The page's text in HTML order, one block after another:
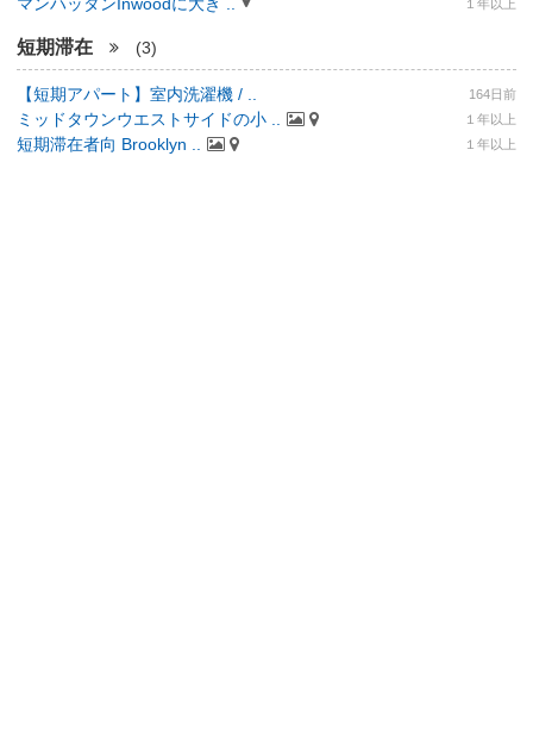
１年以上
短期滞在 (3)
【短期アパート】室内洗濯機 / .. 164日前
ミッドタウンウエストサイドの小 .. １年以上
短期滞在者向 Brooklyn .. １年以上